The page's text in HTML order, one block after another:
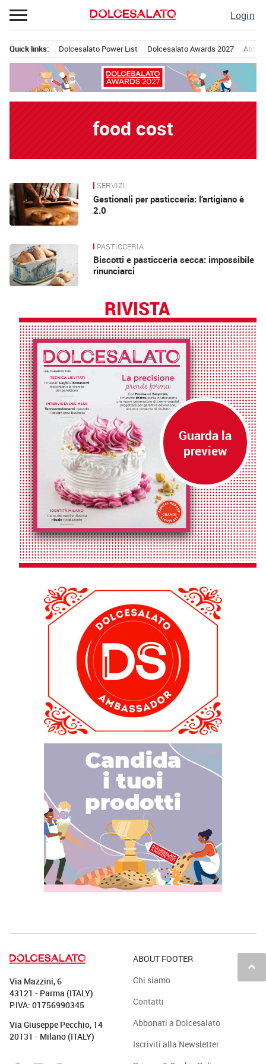
Passa
al
Login
principale
Quick links: Dolcesalato Power List Dolcesalato Awards 2027
food cost
News SERVIZI
Gestionali per pasticceria: l’artigiano è
2.0
PASTICCERIA
Biscotti e pasticceria secca: impossibile
rinunciarci
RIVISTA
keyboard_arrow_up
Via Mazzini, 6
43121 - Parma (ITALY)
P.IVA: 01756990345
Via Giuseppe Pecchio, 14
20131 - Milano (ITALY)
ABOUT FOOTER
Chi siamo
Contatti
Abbonati a Dolcesalato
Iscriviti alla Newsletter